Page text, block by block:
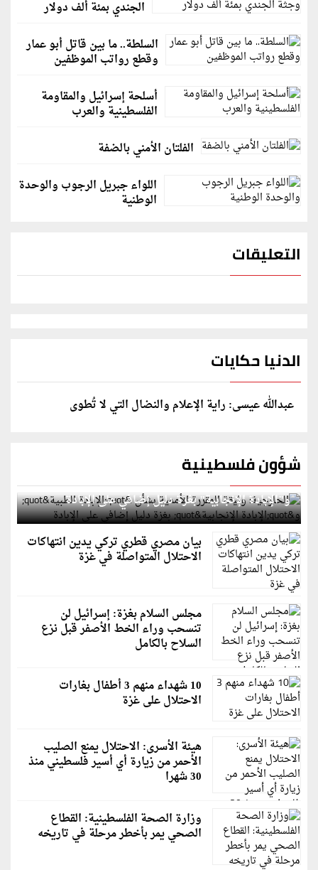
الجندي بمئة ألف دولار
السلطة.. ما بين قاتل أبو عمار
وقطع رواتب الموظفين
أسلحة إسرائيل والمقاومة
الفلسطينية والعرب
الفلتان الأمني بالضفة
اللواء جبريل الرجوب والوحدة
الوطنية
التعليقات
الدنيا حكايات
عبدالله عيسى: راية الإعلام والنضال التي لا تُطوى
شؤون فلسطينية
الخارجية: وثيقة المقررة الأممية بشأن "الإبادة الطبية"
و"الإبادة الإنجابية" بغزة دليل إضافي على الإبادة
بيان مصري قطري تركي يدين انتهاكات
الاحتلال المتواصلة في غزة
مجلس السلام بغزة: إسرائيل لن
تنسحب وراء الخط الأصفر قبل نزع
السلاح بالكامل
10 شهداء منهم 3 أطفال بغارات
الاحتلال على غزة
هيئة الأسرى: الاحتلال يمنع الصليب
الأحمر من زيارة أي أسير فلسطيني منذ
30 شهرا
وزارة الصحة الفلسطينية: القطاع
الصحي يمر بأخطر مرحلة في تاريخه